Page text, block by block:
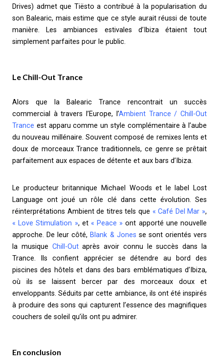
Drives) admet que Tiësto a contribué à la popularisation du
son Balearic, mais estime que ce style aurait réussi de toute
manière. Les ambiances estivales d’Ibiza étaient tout
simplement parfaites pour le public.
Le Chill-Out Trance
Alors que la Balearic Trance rencontrait un succès
commercial à travers l’Europe, l’Ambient Trance / Chill-Out
Trance est apparu comme un style complémentaire à l’aube
du nouveau millénaire. Souvent composé de remixes lents et
doux de morceaux Trance traditionnels, ce genre se prêtait
parfaitement aux espaces de détente et aux bars d’Ibiza.
Le producteur britannique Michael Woods et le label Lost
Language ont joué un rôle clé dans cette évolution. Ses
réinterprétations Ambient de titres tels que « Café Del Mar »,
« Love Stimulation », et « Peace » ont apporté une nouvelle
approche. De leur côté,Blank & Jones se sont orientés vers
la musique Chill-Outaprès avoir connu le succès dans la
Trance. Ils confient apprécier se détendre au bord des
piscines des hôtels et dans des bars emblématiques d’Ibiza,
où ils se laissent bercer par des morceaux doux et
enveloppants. Séduits par cette ambiance, ils ont été inspirés
à produire des sons qui capturent l’essence des magnifiques
couchers de soleil qu’ils ont pu admirer.
En conclusion